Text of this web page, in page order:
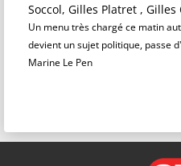
Soccol, Gilles Platret , Gilles
Un menu très chargé ce matin
devient un sujet politique, passe
Marine Le Pen